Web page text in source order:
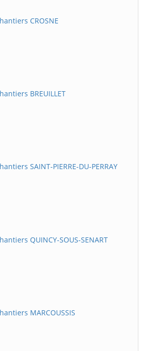
CROSNE
BREUILLET
SAINT-PIERRE-DU-PERRAY
QUINCY-SOUS-SENART
MARCOUSSIS